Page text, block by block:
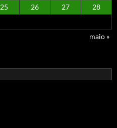
25 26 27
28
maio »